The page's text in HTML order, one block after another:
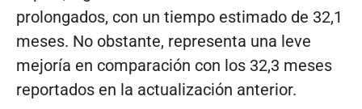
prolongados, con un tiempo estimado de 32,1
meses. No obstante, representa una leve
mejoría en comparación con los 32,3 meses
reportados en la actualización anterior.